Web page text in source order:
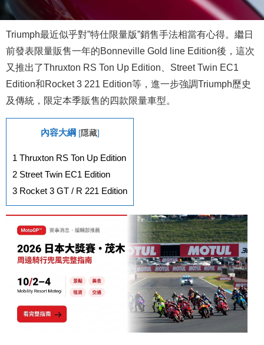
Triumph最近似乎對”特仕限量版”銷售手法相當有心得。繼日
前發表限量販售一年的Bonneville Gold line Edition後，這次
又推出了Thruxton RS Ton Up Edition、Street Twin EC1
Edition和Rocket 3 221 Edition等，進一步強調Triumph歷史
及傳統，限定本季販售的四款限量車型。
內容大綱 [隱藏]
1 Thruxton RS Ton Up Edition
2 Street Twin EC1 Edition
3 Rocket 3 GT / R 221 Edition